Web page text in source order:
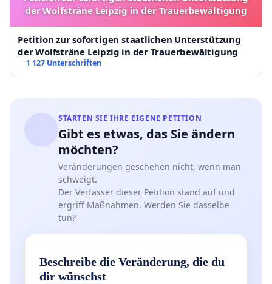
Update Do, 6. Juni 2013:
Liebe Freunde des Uniradios echoFM,
die Verhandlungen über die Frequenz sind erst einmal
Es ist aber dennoch nicht ganz still gewesen in den
letzten Tagen, in der Öffentlichkeit bleibt die Erhaltung
des Uniradios ein großes Thema. Ein paar Auszüge
dessen findet Ihr hier:
Interview beim Uniradio Stuttgart, Horads 88,6:
https://soundcloud.com/horads-88-6/der-neue-
sonntag.de/dso-epaper/pdf/DS_frs_02.06.2013.pdf
der Wolfsträne Leipzig in der Trauerbewältigung
Petition zur sofortigen staatlichen Unterstützung
der Wolfsträne Leipzig in der Trauerbewältigung
1 127 Unterschriften
STARTEN SIE IHRE EIGENE PETITION
Gibt es etwas, das Sie ändern
möchten?
Veränderungen geschehen nicht, wenn man
schweigt.
Der Verfasser dieser Petition stand auf und
ergriff Maßnahmen. Werden Sie dasselbe
tun?
Beschreibe die Veränderung, die du
dir wünschst